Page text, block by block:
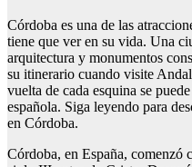
Córdoba es una de las
tiene que ver en su vida. Una
arquitectura y monumentos
su itinerario cuando visite
vuelta de cada esquina se
española. Siga leyendo para
en Córdoba.
Córdoba, en España, comenzó